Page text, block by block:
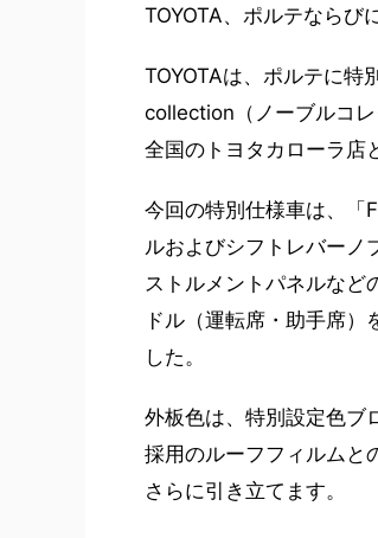
TOYOTA、ポルテならび
TOYOTAは、ポルテに特
collection（ノーブルコ
全国のトヨタカローラ店
今回の特別仕様車は、「
ルおよびシフトレバーノ
ストルメントパネルなど
ドル（運転席・助手席
した。
外板色は、特別設定色ブ
採用のルーフフィルムと
さらに引き立てます。